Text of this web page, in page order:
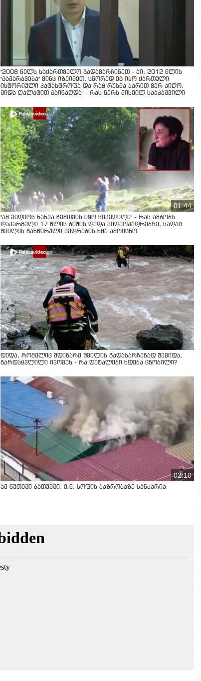
"2008 წელს საქართველო გადავარჩინეთ - აი, 2012 წლის
"გამარჯვება" ვინც იზეიმეთ, სწორედ ეგ იყო ქართული
ისტორიული კატასტროფა და რაც რუსმა ჯარით ვერ აიღო,
შიდა ღალატით გაინაღდა" - რას წერს მიხეილ სააკაშვილი
01:44
"ამ ვიდეოს ნახვა ჩემთვის იყო სიკვდილი" - რას ამბობს
დაკარგული 17 წლის ბიჭის დედა ვიდეოკადრებზე, სადაც
შვილის განწირული ვედრების ხმა ამოიცნო
დედა, რომელიც მდინარე შვილის გადასარჩენად შევიდა,
გარდაცვლილი იპოვეს - რა დეტალები ხდება ცნობილი?
02:10
ამ წუთეში ბათუმში, ე.წ. ხოფის ბაზრობაზე ხანძარია